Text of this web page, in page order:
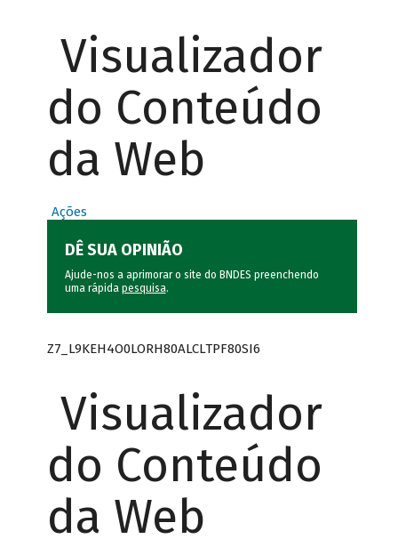
Visualizador
do Conteúdo
da Web
Ações
DÊ SUA OPINIÃO
Ajude-nos a aprimorar o site do BNDES preenchendo
uma rápida pesquisa.
Z7_L9KEH4O0LORH80ALCLTPF80SI6
Visualizador
do Conteúdo
da Web